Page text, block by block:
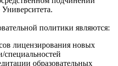
политики являются:
лицензирования новых
специальностей
образовательных